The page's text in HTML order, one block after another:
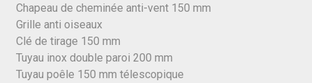
Chapeau de cheminée anti-vent 150 mm
Grille anti oiseaux
Clé de tirage 150 mm
Tuyau inox double paroi 200 mm
Tuyau poêle 150 mm télescopique